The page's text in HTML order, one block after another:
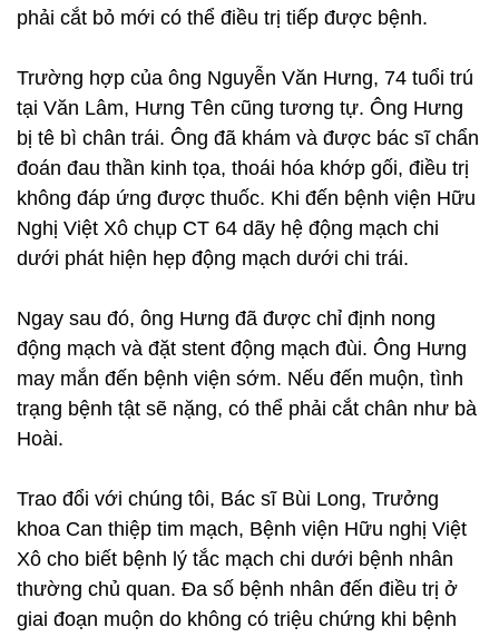
phải cắt bỏ mới có thể điều trị tiếp được bệnh.
Trường hợp của ông Nguyễn Văn Hưng, 74 tuổi trú
tại Văn Lâm, Hưng Tên cũng tương tự. Ông Hưng
bị tê bì chân trái. Ông đã khám và được bác sĩ chẩn
đoán đau thần kinh tọa, thoái hóa khớp gối, điều trị
không đáp ứng được thuốc. Khi đến bệnh viện Hữu
Nghị Việt Xô chụp CT 64 dãy hệ động mạch chi
dưới phát hiện hẹp động mạch dưới chi trái.
Ngay sau đó, ông Hưng đã được chỉ định nong
động mạch và đặt stent động mạch đùi. Ông Hưng
may mắn đến bệnh viện sớm. Nếu đến muộn, tình
trạng bệnh tật sẽ nặng, có thể phải cắt chân như bà
Hoài.
Trao đổi với chúng tôi, Bác sĩ Bùi Long, Trưởng
khoa Can thiệp tim mạch, Bệnh viện Hữu nghị Việt
Xô cho biết bệnh lý tắc mạch chi dưới bệnh nhân
thường chủ quan. Đa số bệnh nhân đến điều trị ở
giai đoạn muộn do không có triệu chứng khi bệnh